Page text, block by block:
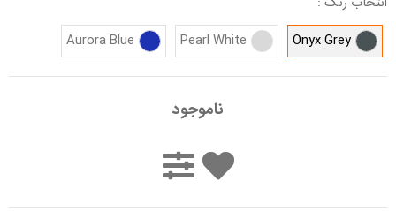
Onyx Grey
Pearl White
Aurora Blue
ناموجود